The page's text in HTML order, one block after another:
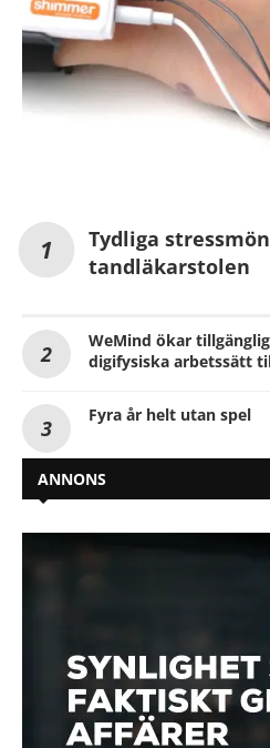
Tydliga
tandläkarstolen
WeMind ökar
digifysiska arbetssätt
Fyra år helt utan spel
ANNONS